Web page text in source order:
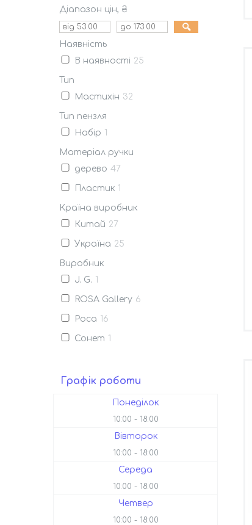
Діапазон цін, ₴
Наявність
В наявності 25
Тип
Мастихін 32
Тип пензля
Набір 1
Матеріал ручки
дерево 47
Пластик 1
Країна виробник
Китай 27
Україна 25
Виробник
J. G. 1
ROSA Gallery 6
Роса 16
Сонет 1
Графік роботи
Понеділок
10:00 18:00
Вівторок
10:00 18:00
Середа
10:00 18:00
Четвер
10:00 18:00